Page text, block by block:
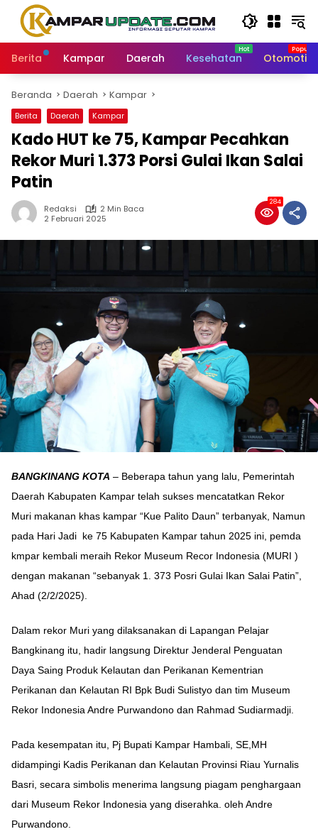
Langsung
konten
Berita
Kampar Daerah Kesehatan Otomotif
Beranda Daerah Kampar
Berita Daerah Kampar
Kado HUT ke 75, Kampar Pecahkan
Rekor Muri 1.373 Porsi Gulai Ikan Salai
Patin
Redaksi
2 Min Baca
2 Februari 2025
284
BANGKINANG KOTA – Beberapa tahun yang lalu, Pemerintah
Daerah Kabupaten Kampar telah sukses mencatatkan Rekor
Muri makanan khas kampar “Kue Palito Daun” terbanyak, Namun
pada Hari Jadi ke 75 Kabupaten Kampar tahun 2025 ini, pemda
kmpar kembali meraih Rekor Museum Recor Indonesia (MURI )
dengan makanan “sebanyak 1. 373 Posri Gulai Ikan Salai Patin”,
Ahad (2/2/2025).
Dalam rekor Muri yang dilaksanakan di Lapangan Pelajar
Bangkinang itu, hadir langsung Direktur Jenderal Penguatan
Daya Saing Produk Kelautan dan Perikanan Kementrian
Perikanan dan Kelautan RI Bpk Budi Sulistyo dan tim Museum
Rekor Indonesia Andre Purwandono dan Rahmad Sudiarmadji.
Pada kesempatan itu, Pj Bupati Kampar Hambali, SE,MH
didampingi Kadis Perikanan dan Kelautan Provinsi Riau Yurnalis
Basri, secara simbolis menerima langsung piagam penghargaan
dari Museum Rekor Indonesia yang diserahka. oleh Andre
Purwandono.